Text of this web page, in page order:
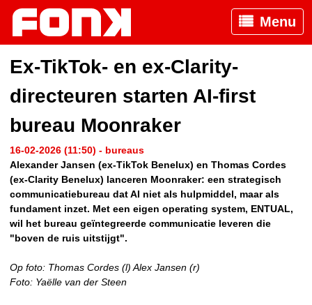
Menu
Ex-TikTok- en ex-Clarity-
directeuren starten AI-first
bureau Moonraker
16-02-2026 (11:50) - bureaus
Alexander Jansen (ex-TikTok Benelux) en Thomas Cordes
(ex-Clarity Benelux) lanceren Moonraker: een strategisch
communicatiebureau dat AI niet als hulpmiddel, maar als
fundament inzet. Met een eigen operating system, ENTUAL,
wil het bureau geïntegreerde communicatie leveren die
"boven de ruis uitstijgt".
Op foto: Thomas Cordes (l) Alex Jansen (r)
Foto: Yaëlle van der Steen